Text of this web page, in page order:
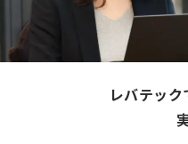
レバテッ